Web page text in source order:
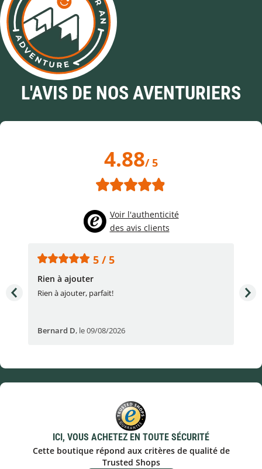
L'AVIS DE NOS AVENTURIERS
4.88/ 5
Voir l'authenticité
des avis clients
5 / 5
Rien à ajouter
Rien à ajouter, parfait!
Bernard D, le 09/08/2026
ICI, VOUS ACHETEZ EN TOUTE SÉCURITÉ
Cette boutique répond aux critères de qualité de
Trusted Shops